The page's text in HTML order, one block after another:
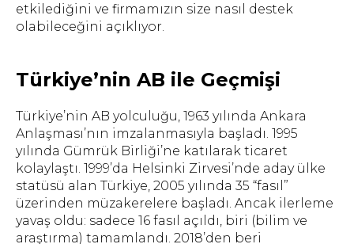
etkilediğini ve firmamızın size nasıl destek
olabileceğini açıklıyor.
Türkiye’nin AB ile Geçmişi
Türkiye’nin AB yolculuğu, 1963 yılında Ankara
Anlaşması’nın imzalanmasıyla başladı. 1995
yılında Gümrük Birliği’ne katılarak ticaret
kolaylaştı. 1999’da Helsinki Zirvesi’nde aday ülke
statüsü alan Türkiye, 2005 yılında 35 “fasıl”
üzerinden müzakerelere başladı. Ancak ilerleme
yavaş oldu: sadece 16 fasıl açıldı, biri (bilim ve
araştırma) tamamlandı. 2018’den beri